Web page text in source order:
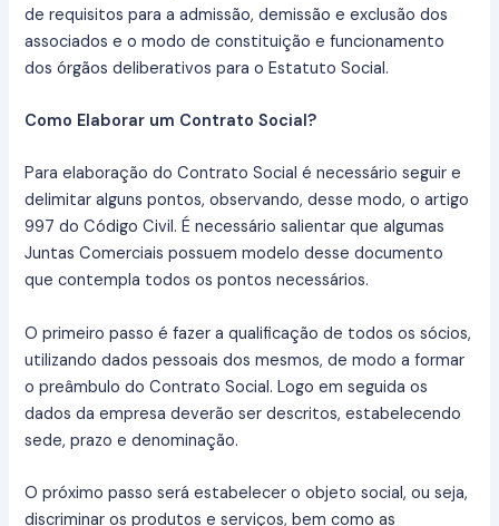
de requisitos para a admissão, demissão e exclusão dos
associados e o modo de constituição e funcionamento
dos órgãos deliberativos para o Estatuto Social.
Como Elaborar um Contrato Social?
Para elaboração do Contrato Social é necessário seguir e
delimitar alguns pontos, observando, desse modo, o artigo
997 do Código Civil. É necessário salientar que algumas
Juntas Comerciais possuem modelo desse documento
que contempla todos os pontos necessários.
O primeiro passo é fazer a qualificação de todos os sócios,
utilizando dados pessoais dos mesmos, de modo a formar
o preâmbulo do Contrato Social. Logo em seguida os
dados da empresa deverão ser descritos, estabelecendo
sede, prazo e denominação.
O próximo passo será estabelecer o objeto social, ou seja,
discriminar os produtos e serviços, bem como as